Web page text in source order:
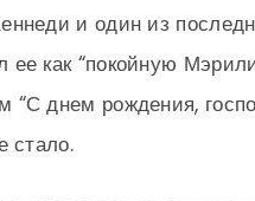
и один из
как “покойную
“С днем рождения,
стало.